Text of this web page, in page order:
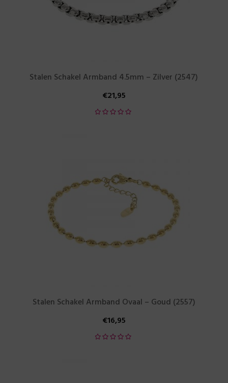
Stalen Schakel Armband 4.5mm – Zilver (2547)
€21,95
Stalen Schakel Armband Ovaal – Goud (2557)
€16,95